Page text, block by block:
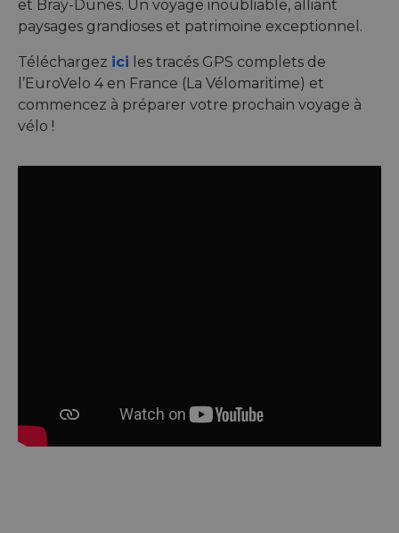
et Bray-Dunes. Un voyage inoubliable, alliant
paysages grandioses et patrimoine exceptionnel.
Téléchargez ici les tracés GPS complets de
l’EuroVelo 4 en France (La Vélomaritime) et
commencez à préparer votre prochain voyage à
vélo !